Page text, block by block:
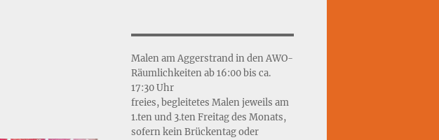
Malen am Aggerstrand in den AWO-
Räumlichkeiten ab 16:00 bis ca.
17:30 Uhr
freies, begleitetes Malen jeweils am
1.ten und 3.ten Freitag des Monats,
sofern kein Brückentag oder